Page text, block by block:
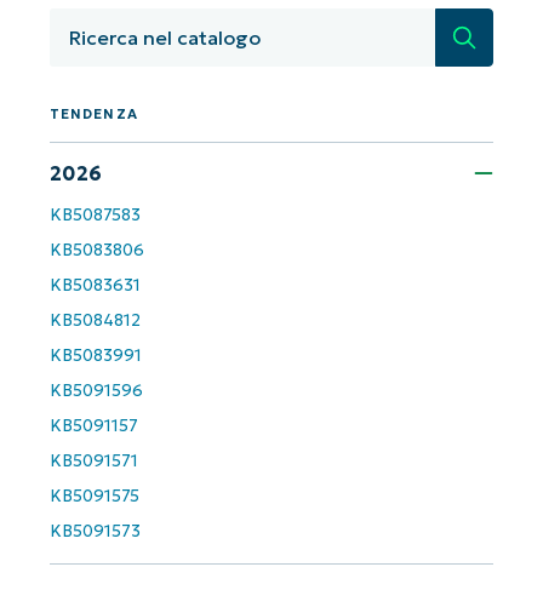
Ricerca
TENDENZA
2026
KB5087583
KB5083806
KB5083631
KB5084812
KB5083991
KB5091596
KB5091157
KB5091571
KB5091575
KB5091573
Non è richiesta alcuna carta di credito e si ha
accesso completo a tutte le funzionalità.
last
name*
email*
Phone
number*
name*